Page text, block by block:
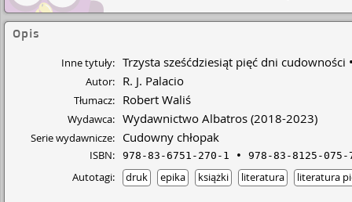
Opis
Inne tytuły: Trzysta sześćdziesiąt pięć dni cudowności
Autor: R. J. Palacio
Tłumacz: Robert Waliś
Wydawca: Wydawnictwo Albatros (2018-2023)
Serie wydawnicze: Cudowny chłopak
ISBN: 978-83-6751-270-1 978-83-8125-075-
Autotagi: druk epika książki literatura literatura